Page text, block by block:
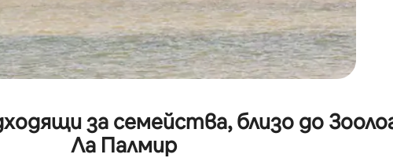
за семейства, близо до
Ла Палмир